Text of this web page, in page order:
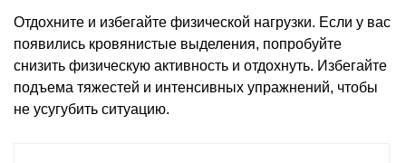
Отдохните и избегайте физической нагрузки. Если у вас
появились кровянистые выделения, попробуйте
снизить физическую активность и отдохнуть. Избегайте
подъема тяжестей и интенсивных упражнений, чтобы
не усугубить ситуацию.